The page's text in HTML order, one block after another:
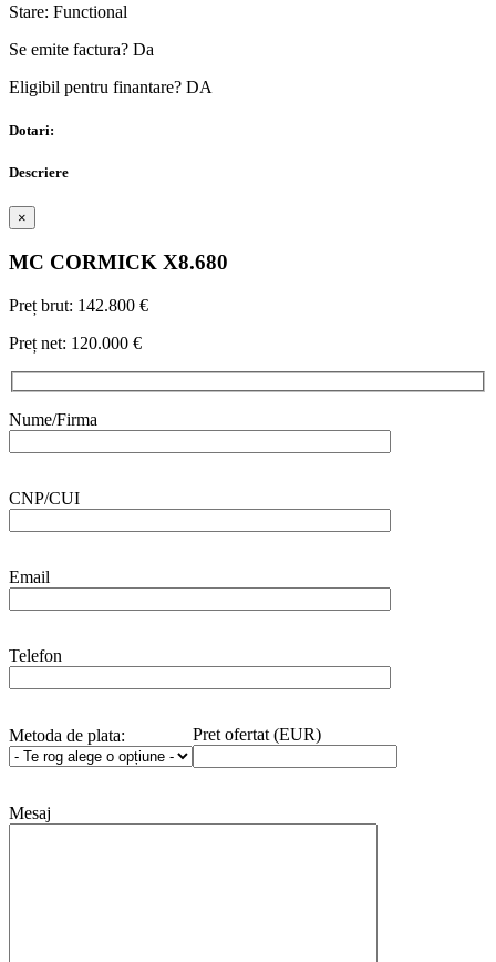
Stare: Functional
Se emite factura? Da
Eligibil pentru finantare? DA
Dotari:
Descriere
×
MC CORMICK X8.680
Preț brut: 142.800 €
Preț net: 120.000 €
Nume/Firma
CNP/CUI
Email
Telefon
Metoda de plata: Pret ofertat (EUR)
Mesaj